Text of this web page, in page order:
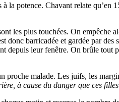
potence. Chavant relate qu’en
les plus touchées. On empêche
barricadée et gardée par des
depuis leur fenêtre. On brûle tout
malade. Les juifs, les
à cause du danger que ces